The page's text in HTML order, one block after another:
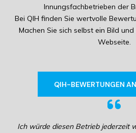
Innungsfachbetrieben der
Bei QIH finden Sie wertvolle
Machen Sie sich selbst ein Bild
Webseite.
QIH-BEWERTUNGEN
Ich würde diesen Betrieb jederzeit